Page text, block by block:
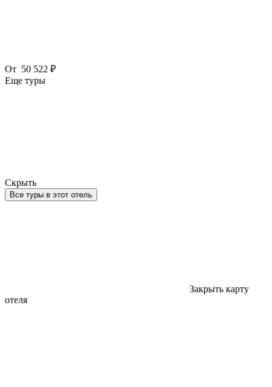
От 50 522 ₽
Еще туры
Скрыть
Все туры в этот отель
Закрыть карту
отеля